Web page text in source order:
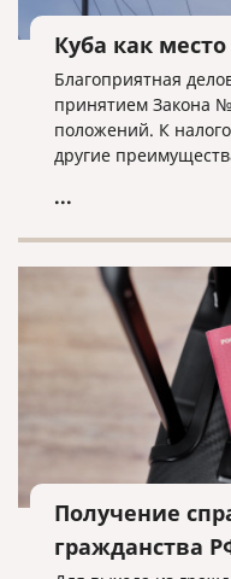
Куба как
Благоприятная
принятием Закона
положений. К
другие
качестве места для
...
Получение
гражданства